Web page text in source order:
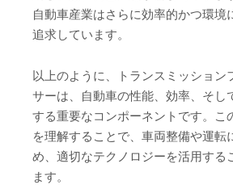
自動車産業はさらに効率的かつ環境
追求しています。
以上のように、トランスミッション
サーは、自動車の性能、効率、そし
する重要なコンポーネントです。こ
を理解することで、車両整備や運転
め、適切なテクノロジーを活用する
ます。